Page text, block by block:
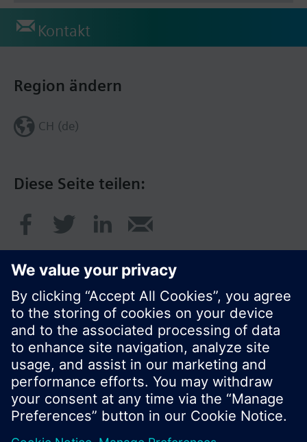
Kontakt
Diese Seite teilen:
Region ändern
CH (de)
© Siemens Schweiz AG 2017
Produktangebot und Preise können pro Land
variieren.